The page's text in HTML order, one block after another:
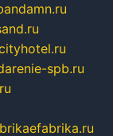
spb.ru